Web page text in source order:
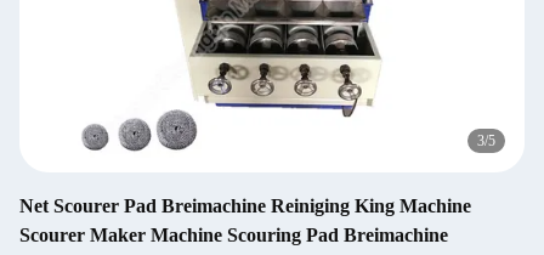
4/5
Net Scourer Pad Breimachine Reiniging King Machine
Scourer Maker Machine Scouring Pad Breimachine